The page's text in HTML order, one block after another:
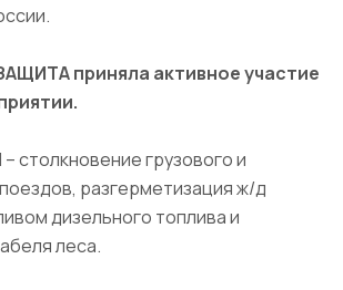
приняла активное участие
столкновение грузового и
разгерметизация ж/д
дизельного топлива и
леса.